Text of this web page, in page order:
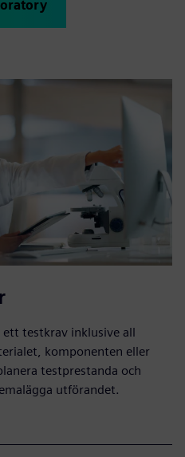
testkrav inklusive all
komponenten eller
testprestanda och
utförandet.